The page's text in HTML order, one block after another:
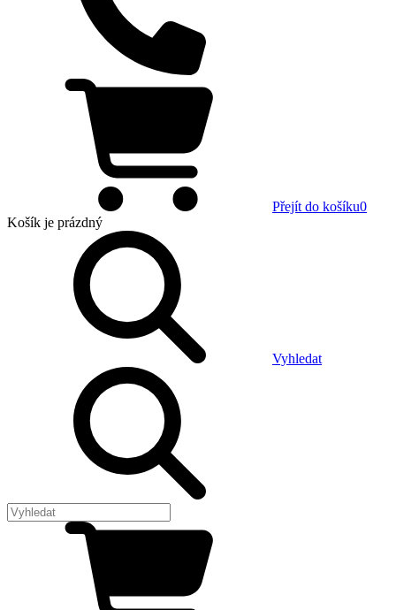
Přejít do košíku0
Košík je prázdný
Vyhledat